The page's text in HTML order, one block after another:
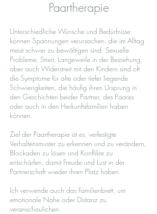
Paartherapie
Unterschiedliche Wünsche und Bedürfnisse
können Spannungen verursachen, die im Alltag
meist schwer zu bewältigen sind. Sexuelle
Probleme, Streit, Langeweile in der Beziehung,
aber auch Widerstreit mit den Kindern sind oft
die Symptome für alte oder tiefer liegende
Schwierigkeiten, die häufig ihren Ursprung in
den Geschichten beider Partner, des Paares
oder auch in den Herkunftsfamilien haben
können.
Ziel der Paartherapie ist es, verfestigte
Verhaltensmuster zu erkennen und zu verändern,
Blockaden zu lösen und Konflikte zu
entschärfen, damit Freude und Lust in der
Partnerschaft wieder ihren Platz haben.
Ich verwende auch das Familienbrett, um
emotionale Nähe oder Distanz zu
veranschaulichen.